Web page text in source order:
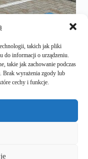
takich jak pliki
do informacji o urządzeniu.
takie jak zachowanie podczas
Brak wyrażenia zgody lub
cechy i funkcje.
a może
To również